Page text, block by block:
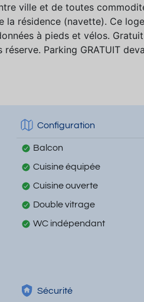
ville et de toutes
la résidence (navette). Ce
à pieds et vélos.
Parking GRATUIT
Configuration
Balcon
Cuisine équipée
Cuisine ouverte
Double vitrage
WC indépendant
Sécurité